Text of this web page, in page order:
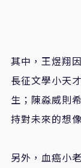
其中，王煜翔
長征文學小天
生；陳淼威則
持對未來的想
另外，血癌小